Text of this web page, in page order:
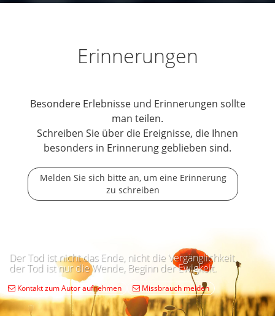
Erinnerungen
Besondere Erlebnisse und Erinnerungen sollte
man teilen.
Schreiben Sie über die Ereignisse, die Ihnen
besonders in Erinnerung geblieben sind.
Melden Sie sich bitte an, um eine Erinnerung
zu schreiben
Der Tod ist nicht das Ende, nicht die Vergänglichkeit,
der Tod ist nur die Wende, Beginn der Ewigkeit.
Kontakt zum Autor aufnehmen Missbrauch melden